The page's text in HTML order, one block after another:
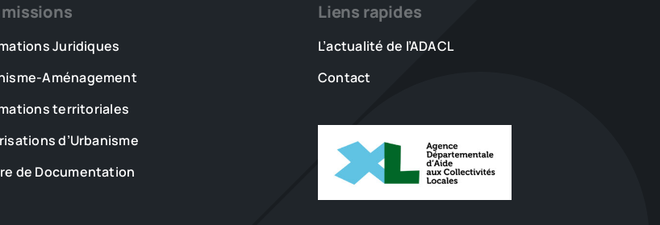
Juridiques
Aménagement
territoriales
d’Urbanisme
de Documentation
Liens rapides
L’actualité de l’ADACL
Contact